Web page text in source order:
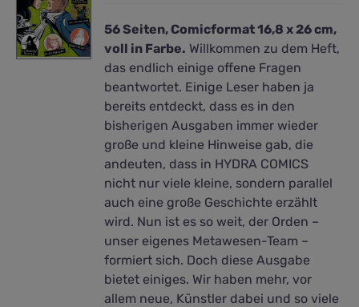
56 Seiten, Comicformat 16,8 x 26 cm,
voll in Farbe. Willkommen zu dem Heft,
das endlich einige offene Fragen
beantwortet. Einige Leser haben ja
bereits entdeckt, dass es in den
bisherigen Ausgaben immer wieder
große und kleine Hinweise gab, die
andeuten, dass in HYDRA COMICS
nicht nur viele kleine, sondern parallel
auch eine große Geschichte erzählt
wird. Nun ist es so weit, der Orden –
unser eigenes Metawesen-Team –
formiert sich. Doch diese Ausgabe
bietet einiges. Wir haben mehr, vor
allem neue, Künstler dabei und so viele